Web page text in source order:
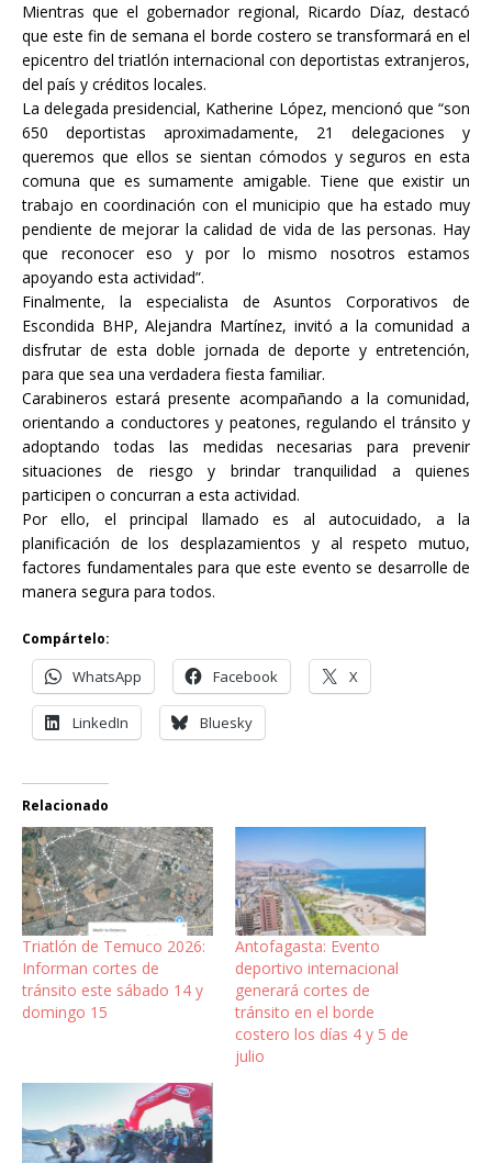
Mientras que el gobernador regional, Ricardo Díaz, destacó
que este fin de semana el borde costero se transformará en el
epicentro del triatlón internacional con deportistas extranjeros,
del país y créditos locales.
La delegada presidencial, Katherine López, mencionó que “son
650 deportistas aproximadamente, 21 delegaciones y
queremos que ellos se sientan cómodos y seguros en esta
comuna que es sumamente amigable. Tiene que existir un
trabajo en coordinación con el municipio que ha estado muy
pendiente de mejorar la calidad de vida de las personas. Hay
que reconocer eso y por lo mismo nosotros estamos
apoyando esta actividad”.
Finalmente, la especialista de Asuntos Corporativos de
Escondida BHP, Alejandra Martínez, invitó a la comunidad a
disfrutar de esta doble jornada de deporte y entretención,
para que sea una verdadera fiesta familiar.
Carabineros estará presente acompañando a la comunidad,
orientando a conductores y peatones, regulando el tránsito y
adoptando todas las medidas necesarias para prevenir
situaciones de riesgo y brindar tranquilidad a quienes
participen o concurran a esta actividad.
Por ello, el principal llamado es al autocuidado, a la
planificación de los desplazamientos y al respeto mutuo,
factores fundamentales para que este evento se desarrolle de
manera segura para todos.
Compártelo:
WhatsApp Facebook X
LinkedIn Bluesky
Relacionado
Triatlón de Temuco 2026:
Informan cortes de
tránsito este sábado 14 y
domingo 15
Antofagasta: Evento
deportivo internacional
generará cortes de
tránsito en el borde
costero los días 4 y 5 de
julio